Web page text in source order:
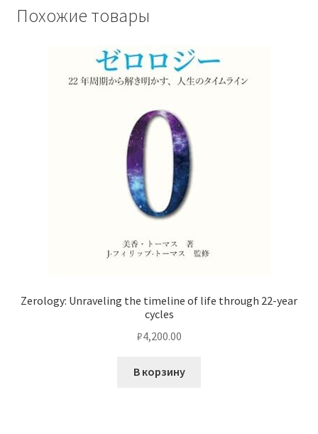
Похожие товары
Zerology: Unraveling the timeline of life through 22-year
cycles
₽4,200.00
В корзину